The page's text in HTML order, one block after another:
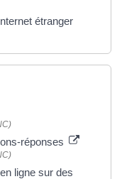
étranger
réponses
ligne sur des